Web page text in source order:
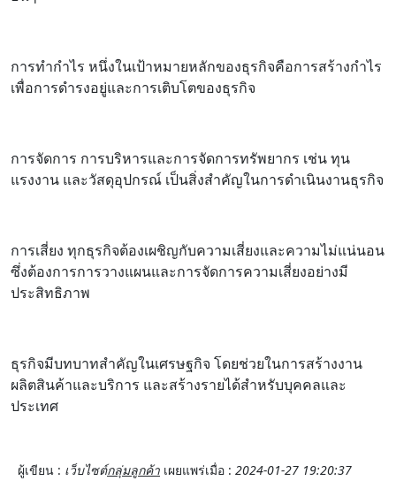
การทำกำไร หนึ่งในเป้าหมายหลักของธุรกิจคือการสร้างกำไร
เพื่อการดำรงอยู่และการเติบโตของธุรกิจ
การจัดการ การบริหารและการจัดการทรัพยากร เช่น ทุน
แรงงาน และวัสดุอุปกรณ์ เป็นสิ่งสำคัญในการดำเนินงานธุรกิจ
การเสี่ยง ทุกธุรกิจต้องเผชิญกับความเสี่ยงและความไม่แน่นอน
ซึ่งต้องการการวางแผนและการจัดการความเสี่ยงอย่างมี
ประสิทธิภาพ
ธุรกิจมีบทบาทสำคัญในเศรษฐกิจ โดยช่วยในการสร้างงาน
ผลิตสินค้าและบริการ และสร้างรายได้สำหรับบุคคลและ
ประเทศ
ผู้เขียน : เว็บไซต์กลุ่มลูกค้า เผยแพร่เมื่อ : 2024-01-27 19:20:37